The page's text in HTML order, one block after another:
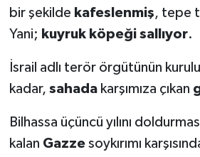
bir şekilde kafeslenmiş, tepe
Yani; kuyruk köpeği sallıyor.
İsrail adlı terör örgütünün
kadar, sahadakarşımıza çıkan
Bilhassa üçüncü yılını
kalan Gazzesoykırımı